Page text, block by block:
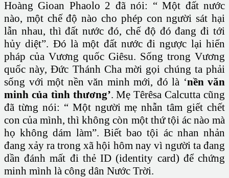
Hoàng Gioan Phaolo 2 đã nói: “ Một đất nước
nào, một chế độ nào cho phép con người sát hại
lẫn nhau, thì đất nước đó, chế độ đó đang đi tới
hủy diệt”. Đó là một đất nước đi ngược lại hiến
pháp của Vương quốc Giêsu. Sống trong Vương
quốc này, Đức Thánh Cha mời gọi chúng ta phải
sống với một nền văn minh mới, đó là ‘nền văn
minh của tình thương’. Mẹ Têrêsa Calcutta cũng
đã từng nói: “ Một người mẹ nhẫn tâm giết chết
con của mình, thì không còn một thứ tội ác nào mà
họ không dám làm”. Biết bao tội ác nhan nhản
đang xảy ra trong xã hội hôm nay vì người ta đang
dần đánh mất đi thẻ ID (identity card) để chứng
minh mình là công dân Nước Trời.